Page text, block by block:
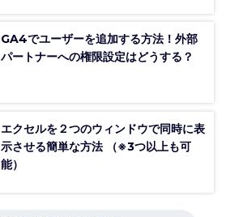
GA4でユーザーを追加する方法！外部
パートナーへの権限設定はどうする？
エクセルを２つのウィンドウで同時に表
示させる簡単な方法 （※3つ以上も可
能）